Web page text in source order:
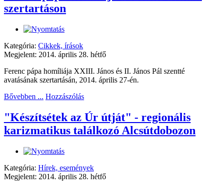
szertartáson
Kategória: Cikkek, írások
Megjelent: 2014. április 28. hétfő
Ferenc pápa homíliája XXIII. János és II. János Pál szentté
avatásának szertartásán, 2014. április 27-én.
Bővebben ... Hozzászólás
"Készítsétek az Úr útját" - regionális
karizmatikus találkozó Alcsútdobozon
Kategória: Hírek, események
Megjelent: 2014. április 28. hétfő